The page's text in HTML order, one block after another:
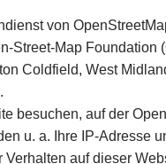
von
Street-Map Foundation
Coldfield, West
besuchen, auf der
u. a. Ihre IP-Adresse
Verhalten auf dieser